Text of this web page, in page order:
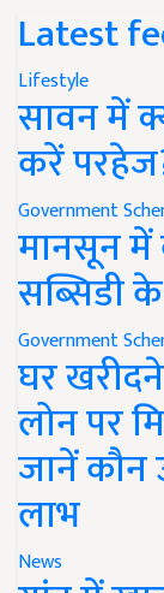
Latest
Lifestyle
सावन में
करें
Government
मानसून
सब्सिडी
Government
घर
लोन पर
जानें कौन
लाभ
News